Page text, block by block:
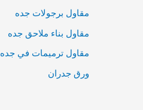
مقاول برجولات جده
مقاول بناء ملاحق جده
مقاول ترميمات في جده
ورق جدران